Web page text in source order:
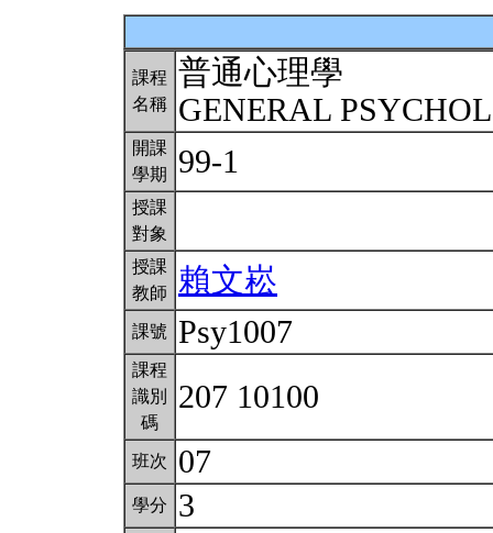
課程
名稱
普通心理學
GENERAL
開課
學期
99-1
授課
對象
授課
教師
賴文崧
課號 Psy1007
課程
識別
碼
207 10100
班次 07
學分 3